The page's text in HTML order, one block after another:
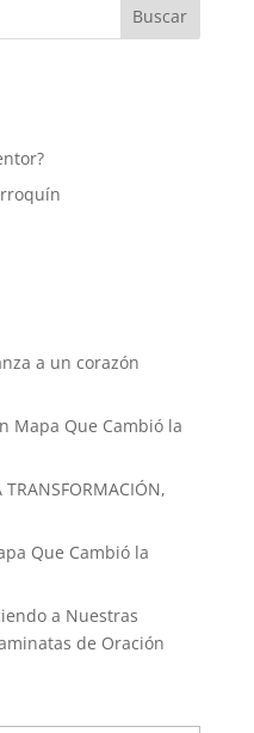
a un corazón
Mapa Que Cambió la
TRANSFORMACIÓN,
Que Cambió la
a Nuestras
de Oración